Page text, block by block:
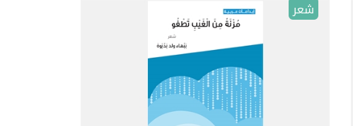
شعر